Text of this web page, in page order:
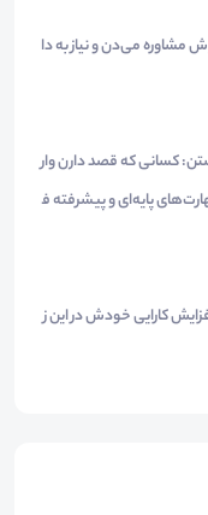
مشاوره می‌دن و نیاز به دا
کسانی که قصد دارن وار
پایه‌ای و پیشرفته ف
کارایی خودش در این ز